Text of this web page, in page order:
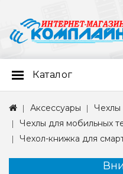
Каталог
Аксессуары
Чехлы
Чехлы для мобильных
Чехол-книжка для